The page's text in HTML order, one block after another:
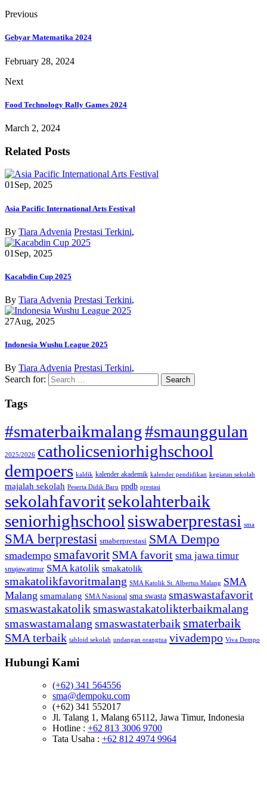
Previous
Gebyar Matematika 2024
February 28, 2024
Next
Food Technology Rally Games 2024
March 2, 2024
Related Posts
01 Sep, 2025
Asia Pacific International Arts Festival
By Tiara Advenia Prestasi Terkini,
01 Sep, 2025
Kacabdin Cup 2025
By Tiara Advenia Prestasi Terkini,
27Aug, 2025
Indonesia Wushu League 2025
By Tiara Advenia Prestasi Terkini,
Search for:
Tags
#smaterbaikmalang#smaunggulan
2025/2026 catholicseniorhighschool
dempoers kaldik kalender akademik kalender pendidikan kegiatan sekolah
majalah sekolah Peserta Didik Baru ppdb prestasi
sekolahfavoritsekolahterbaik
seniorhighschool siswaberprestasi sma
SMA berprestasi smaberprestasi SMA Dempo
smadempo smafavorit SMA favorit sma jawa timur
smajawatimur SMA katolik smakatolik
smakatolikfavoritmalang SMA Katolik St. Albertus Malang SMA
Malang smamalang SMA Nasional sma swasta smaswastafavorit
smaswastakatoliksmaswastakatolikterbaikmalang
smaswastamalang smaswastaterbaik smaterbaik
SMA terbaik tabloid sekolah undangan orangtua vivadempo Viva Dempo
Hubungi Kami
(+62) 341 564556
sma@dempoku.com
(+62) 341 552017
Jl. Talang 1, Malang 65112, Jawa Timur, Indonesia
Hotline : +62 813 3006 9700
Tata Usaha : +62 812 4974 9964